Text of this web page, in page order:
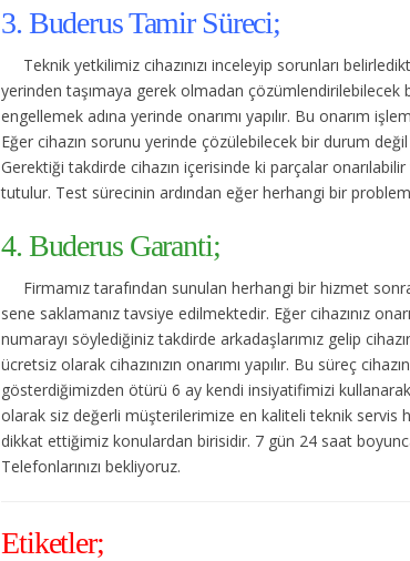
3. Buderus Tamir Süreci;
Teknik yetkilimiz cihazınızı inceleyip sorunları
yerinden taşımaya gerek olmadan çözümlendirilebilecek
engellemek adına yerinde onarımı yapılır. Bu onarım
Eğer cihazın sorunu yerinde çözülebilecek bir durum değil
Gerektiği takdirde cihazın içerisinde ki parçalar onarılabilir
tutulur. Test sürecinin ardından eğer herhangi bir problem
4. Buderus Garanti;
Firmamız tarafından sunulan herhangi bir hizmet
sene saklamanız tavsiye edilmektedir. Eğer cihazınız
numarayı söylediğiniz takdirde arkadaşlarımız gelip
ücretsiz olarak cihazınızın onarımı yapılır. Bu süreç
gösterdiğimizden ötürü 6 ay kendi insiyatifimizi
olarak siz değerli müşterilerimize en kaliteli teknik servis
dikkat ettiğimiz konulardan birisidir. 7 gün 24 saat
Telefonlarınızı bekliyoruz.
Etiketler;